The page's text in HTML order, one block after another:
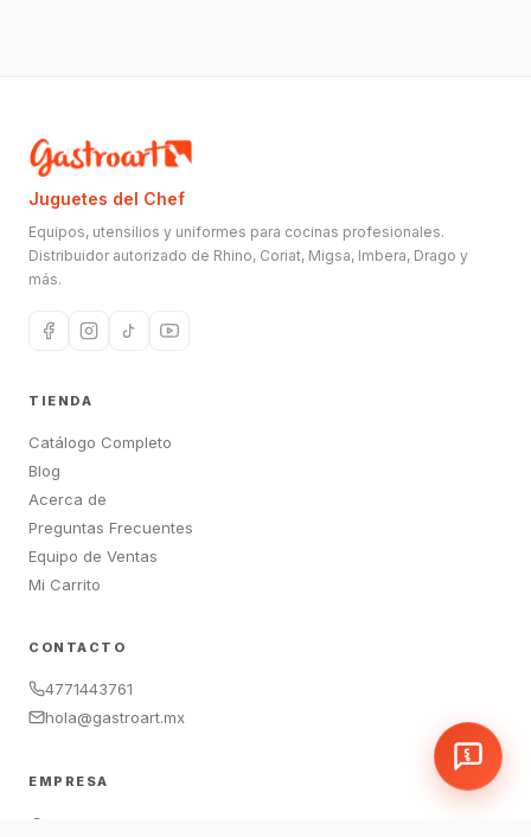
Juguetes del Chef
Equipos, utensilios y uniformes para cocinas profesionales.
Distribuidor autorizado de Rhino, Coriat, Migsa, Imbera, Drago y
más.
TIENDA
Catálogo Completo
Blog
Acerca de
Preguntas Frecuentes
Equipo de Ventas
Mi Carrito
CONTACTO
4771443761
hola@gastroart.mx
EMPRESA